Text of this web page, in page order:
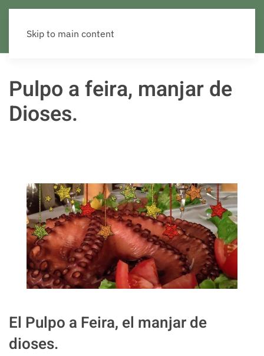
Skip to main content
Pulpo a feira, manjar de
Dioses.
El Pulpo a Feira, el manjar de
dioses.